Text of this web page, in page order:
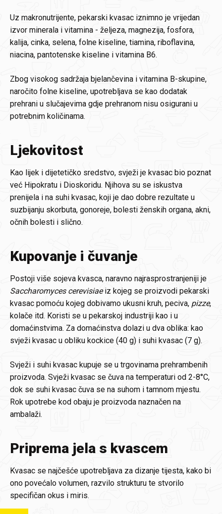
Uz makronutrijente, pekarski kvasac iznimno je vrijedan
izvor minerala i vitamina - željeza, magnezija, fosfora,
kalija, cinka, selena, folne kiseline, tiamina, riboflavina,
niacina, pantotenske kiseline i vitamina B6.
Zbog visokog sadržaja bjelančevina i vitamina B-skupine,
naročito folne kiseline, upotrebljava se kao dodatak
prehrani u slučajevima gdje prehranom nisu osigurani u
potrebnim količinama.
Ljekovitost
Kao lijek i dijetetičko sredstvo, svježi je kvasac bio poznat
već Hipokratu i Dioskoridu. Njihova su se iskustva
prenijela i na suhi kvasac, koji je dao dobre rezultate u
suzbijanju skorbuta, gonoreje, bolesti ženskih organa, akni,
očnih bolesti i slično.
Kupovanje i čuvanje
Postoji više sojeva kvasca, naravno najrasprostranjeniji je
Saccharomyces cerevisiaeiz kojeg se proizvodi pekarski
kvasac pomoću kojeg dobivamo ukusni kruh, peciva, pizze,
kolače itd. Koristi se u pekarskoj industriji kao i u
domaćinstvima. Za domaćinstva dolazi u dva oblika: kao
svježi kvasac u obliku kockice (40 g) i suhi kvasac (7 g).
Svježi i suhi kvasac kupuje se u trgovinama prehrambenih
proizvoda. Svježi kvasac se čuva na temperaturi od 2-8°C,
dok se suhi kvasac čuva se na suhom i tamnom mjestu.
Rok upotrebe kod obaju je proizvoda naznačen na
ambalaži.
Priprema jela s kvascem
Kvasac se najčešće upotrebljava za dizanje tijesta, kako bi
ono povećalo volumen, razvilo strukturu te stvorilo
specifičan okus i miris.